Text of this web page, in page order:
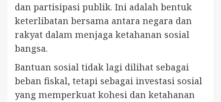
dan partisipasi publik. Ini adalah bentuk
keterlibatan bersama antara negara dan
rakyat dalam menjaga ketahanan sosial
bangsa.
Bantuan sosial tidak lagi dilihat sebagai
beban fiskal, tetapi sebagai investasi sosial
yang memperkuat kohesi dan ketahanan